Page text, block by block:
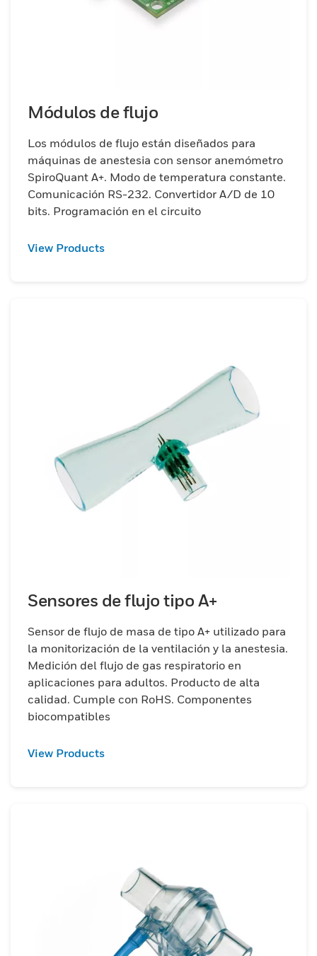
Módulos de flujo
Los módulos de flujo están diseñados para
máquinas de anestesia con sensor anemómetro
SpiroQuant A+. Modo de temperatura constante.
Comunicación RS-232. Convertidor A/D de 10
bits. Programación en el circuito
View Products
Sensores de flujo tipo A+
Sensor de flujo de masa de tipo A+ utilizado para
la monitorización de la ventilación y la anestesia.
Medición del flujo de gas respiratorio en
aplicaciones para adultos. Producto de alta
calidad. Cumple con RoHS. Componentes
biocompatibles
View Products